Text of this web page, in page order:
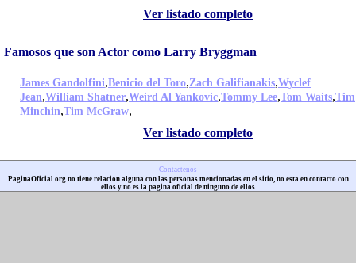
Ver listado completo
Famosos que son Actor como Larry Bryggman
James Gandolfini,Benicio del Toro,Zach Galifianakis,Wyclef
Jean,William Shatner,Weird Al Yankovic,Tommy Lee,Tom Waits,Tim
Minchin,Tim McGraw,
Ver listado completo
Contactenos
PaginaOficial.org no tiene relacion alguna con las personas mencionadas en el sitio, no esta en contacto con
ellos y no es la pagina oficial de ninguno de ellos